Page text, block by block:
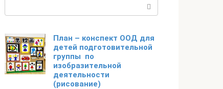
План – конспект ООД для
детей подготовительной
группы по
изобразительной
деятельности
(рисование)